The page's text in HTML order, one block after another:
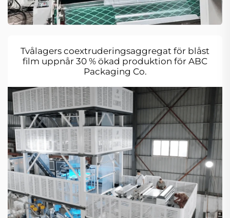
Tvålagers coextruderingsaggregat för blåst
film uppnår 30 % ökad produktion för ABC
Packaging Co.